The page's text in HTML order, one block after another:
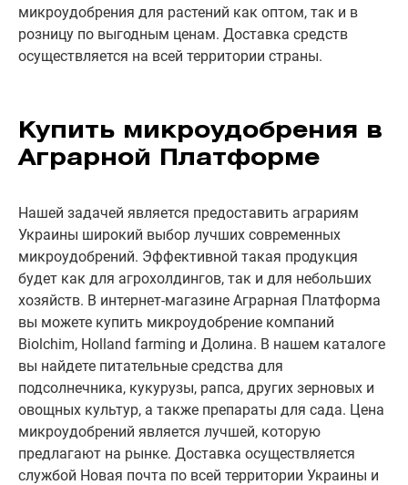
микроудобрения для растений как оптом, так и в
розницу по выгодным ценам. Доставка средств
осуществляется на всей территории страны.
Купить микроудобрения в
Аграрной Платформе
Нашей задачей является предоставить аграриям
Украины широкий выбор лучших современных
микроудобрений. Эффективной такая продукция
будет как для агрохолдингов, так и для небольших
хозяйств. В интернет-магазине Аграрная Платформа
вы можете купить микроудобрение компаний
Biolchim, Holland farming и Долина. В нашем каталоге
вы найдете питательные средства для
подсолнечника, кукурузы, рапса, других зерновых и
овощных культур, а также препараты для сада. Цена
микроудобрений является лучшей, которую
предлагают на рынке. Доставка осуществляется
службой Новая почта по всей территории Украины и